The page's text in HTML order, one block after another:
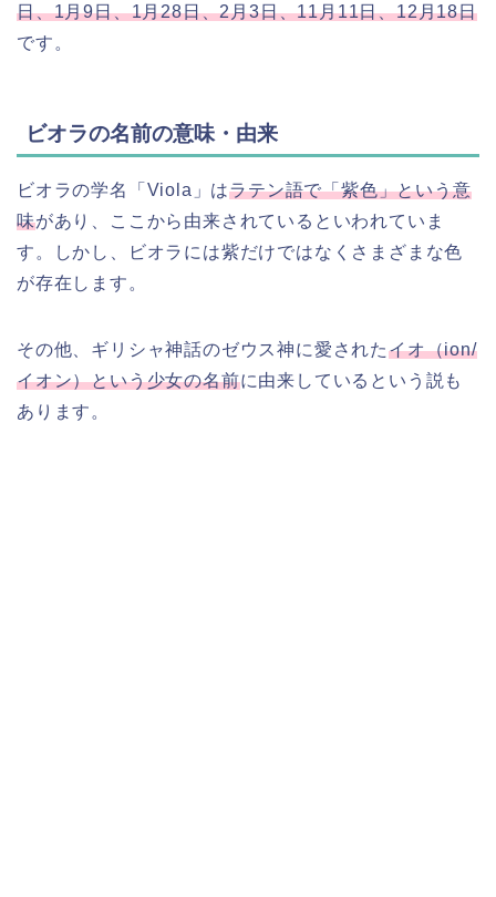
日、1月9日、1月28日、2月3日、11月11日、12月18日
です。
ビオラの名前の意味・由来
ビオラの学名「Viola」はラテン語で「紫色」という意
味があり、ここから由来されているといわれていま
す。しかし、ビオラには紫だけではなくさまざまな色
が存在します。
その他、ギリシャ神話のゼウス神に愛されたイオ（ion/
イオン）という少女の名前に由来しているという説も
あります。